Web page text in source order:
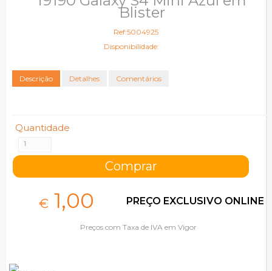
Blister
Ref:5004925
Disponibilidade:
Descrição Detalhes Comentários
Quantidade
€ 1,00 PREÇO EXCLUSIVO ONLINE
Preços com Taxa de IVA em Vigor